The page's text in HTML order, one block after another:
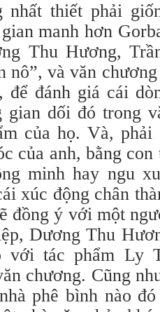
nhất thiết phải
manh hơn
Thu Hương,
nô”, và văn
để đánh giá cái
gian dối đó trong
của họ. Và,
của anh, bằng
minh hay ngu
xúc động chân
đồng ý với một
Dương Thu
với tác phẩm Ly
chương. Cũng
phê bình nào